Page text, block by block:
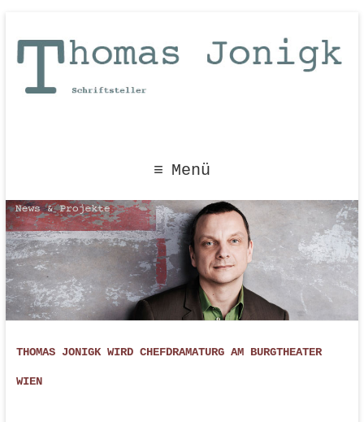
Menü
THOMAS JONIGK WIRD CHEFDRAMATURG AM BURGTHEATER
WIEN